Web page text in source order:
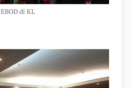
EBOD di KL